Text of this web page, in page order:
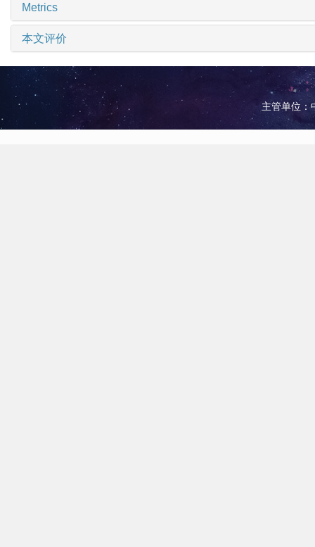
Metrics
本文评价
主管单位：